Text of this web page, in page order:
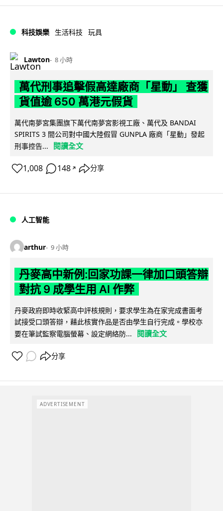
科技娛樂 生活科技 玩具
Lawton 8 小時
萬代刑事追擊假高達廠商「星動」 查獲
貨值逾 650 萬港元假貨
萬代南夢宮集團旗下萬代南夢宮影視工廠、萬代及 BANDAI
SPIRITS 3 間公司對中國大陸假冒 GUNPLA 廠商「星動」發起
刑事控告...
閱讀全文
1,008 148 ↗ 分享
人工智能
arthur 9 小時
丹麥高中新例:回家功課一律加口頭答辯
對抗 9 成學生用 AI 作弊
丹麥政府即時收緊高中評核規則，要求學生為在家完成書面考
試接受口頭答辯，藉此核實作品是否由學生自行完成。學校亦
要在筆試監察電腦螢幕、設定網絡防...
閱讀全文
分享
ADVERTISEMENT